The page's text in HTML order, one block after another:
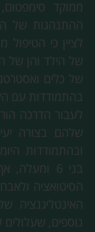
ממוקד
ההתנהגות של
לציין כי
של הילד והן של
של כלים
בהתמודדות עם
לעבור הדרכה
שלהם בצורה
ובהתמודדות
בני 6
הסיטואציה
האינטליגנציה
נוספים, שעלולים